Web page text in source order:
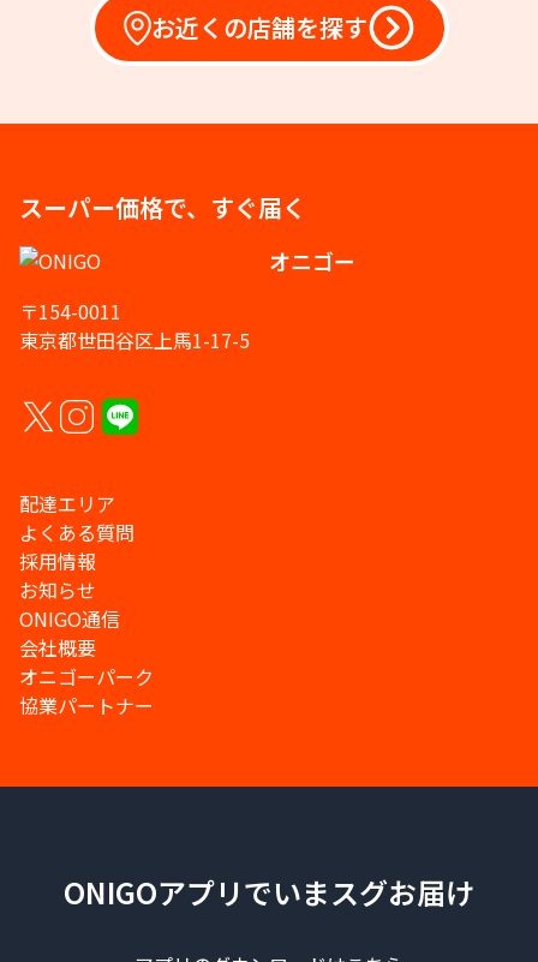
お近くの店舗を探す
スーパー価格で、すぐ届く
オニゴー
〒154-0011
東京都世田谷区上馬1-17-5
配達エリア
よくある質問
採用情報
お知らせ
ONIGO通信
会社概要
オニゴーパーク
協業パートナー
ONIGOアプリでいまスグお届け